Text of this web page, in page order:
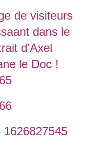
de visiteurs
dans le
d'Axel
le Doc !